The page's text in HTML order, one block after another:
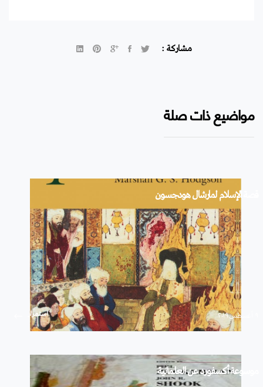
مشاركة :
مواضيع ذات صلة
قصة الإسلام لمارشال هودجسون
استمرار
موسوعة أكسفورد عن العلمانية